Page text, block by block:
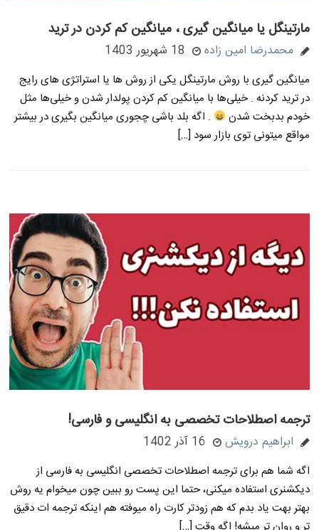
مارتینگل یا میانگین گیری ، میانگین کم کردن در ترید
محمدرضا امین زاده 18 شهریور 1403
میانگین گیری با روش مارتینگل یکی از روش ها یا استراتژی های رایج
در ترید کردنه . خیلی‌ها با میانگین کم کردن پولدار شدن و خیلی‌ها مثل
خودم بدبخت شدن
. اگه بلد باشی چجوری میانگین بگیری در بیشتر
مواقع میتونی توی بازار سود […]
ترجمه اصطلاحات تخصصی به انگلیسی و فارسی!
ابراهیم درویش 16 آذر 1402
اگه شما هم برای ترجمه اصطلاحات تخصصی انگلیسی به فارسی از
دیکشنری استفاده میکنی، حتما این پست رو ببین چون میخوام یه روش
بهتر بهت یاد بدم که هم زودتر کارت راه میوفته هم اینکه ترجمه ات دقیق